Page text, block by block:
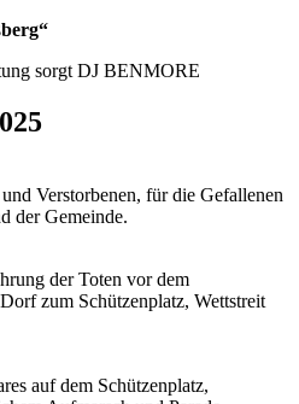
sorgt DJ BENMORE
Verstorbenen, für die Gefallenen
der Gemeinde.
der Toten vor dem
zum Schützenplatz, Wettstreit
auf dem Schützenplatz,